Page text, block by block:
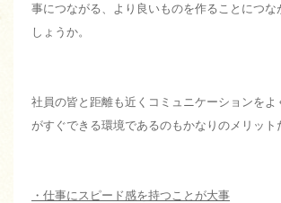
事につながる、より良いものを作ることにつな
しょうか。
社員の皆と距離も近くコミュニケーションをよ
がすぐできる環境であるのもかなりのメリット
・仕事にスピード感を持つことが大事